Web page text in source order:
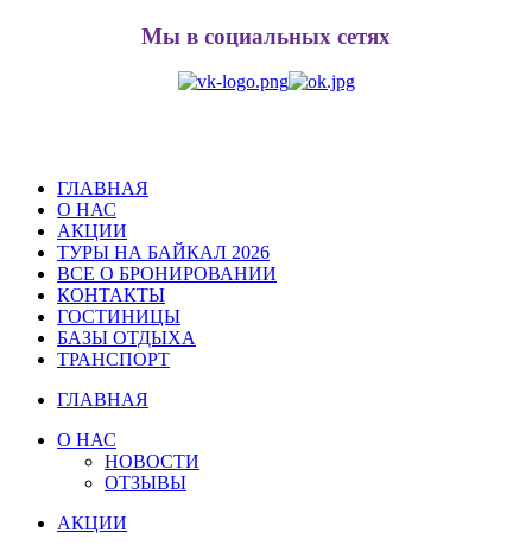
Мы в социальных сетях
ГЛАВНАЯ
О НАС
АКЦИИ
ТУРЫ НА БАЙКАЛ 2026
ВСЕ О БРОНИРОВАНИИ
КОНТАКТЫ
ГОСТИНИЦЫ
БАЗЫ ОТДЫХА
ТРАНСПОРТ
ГЛАВНАЯ
О НАС
НОВОСТИ
ОТЗЫВЫ
АКЦИИ